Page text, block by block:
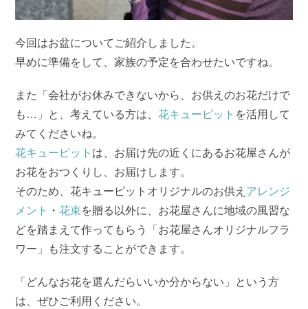
今回はお盆についてご紹介しました。
早めに準備をして、家族の予定を合わせたいですね。
また「会社がお休みできないから、お供えのお花だけで
も…」と、考えている方は、花キューピット を活用して
みてくださいね。
花キューピット は、お届け先の近くにあるお花屋さんが
お花をおつくりし、お届けします。
そのため、花キューピットオリジナルのお供え アレンジ
メント
・花束を贈る以外に、お花屋さんに地域の風習な
どを踏まえて作ってもらう「お花屋さんオリジナルフラ
ワー」も注文することができます。
「どんなお花を選んだらいいか分からない」という方
は、ぜひご利用ください。